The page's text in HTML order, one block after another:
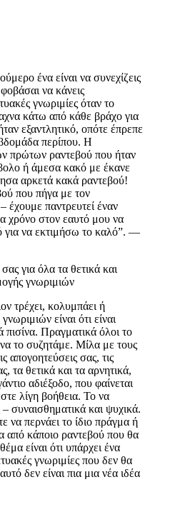
ένα είναι να συνεχίζεις
να κάνεις
γνωριμίες όταν το
κάτω από κάθε βράχο για
εξαντλητικό, οπότε έπρεπε
περίπου. Η
πρώτων ραντεβού που ήταν
ή άμεσα κακό με έκανε
αρκετά κακά ραντεβού!
που πήγα με τον
έχουμε παντρευτεί έναν
χρόνο στον εαυτό μου να
για να εκτιμήσω το καλό”. —
σας για όλα τα θετικά και
γνωριμιών
τρέχει, κολυμπάει ή
είναι ότι είναι
Πραγματικά όλοι το
το συζητάμε. Μίλα με τους
απογοητεύσεις σας, τις
τα θετικά και τα αρνητικά,
αδιέξοδο, που φαίνεται
λίγη βοήθεια. Το να
– συναισθηματικά και ψυχικά.
να περνάει το ίδιο πράγμα ή
από κάποιο ραντεβού που θα
είναι ότι υπάρχει ένα
γνωριμίες που δεν θα
δεν είναι πια μια νέα ιδέα